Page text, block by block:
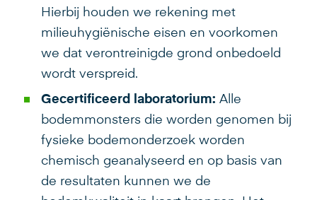
Hierbij houden we rekening met
milieuhygiënische eisen en voorkomen
we dat verontreinigde grond onbedoeld
wordt verspreid.
Gecertificeerd laboratorium: Alle
bodemmonsters die worden genomen bij
fysieke bodemonderzoek worden
chemisch geanalyseerd en op basis van
de resultaten kunnen we de